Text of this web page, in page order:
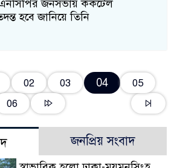
এনসিপির জনসভায় ককটেল
হবে জানিয়ে তিনি
02 03 04
05
06
জনপ্রিয় সংবাদ